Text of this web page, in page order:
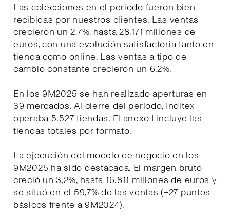
Las colecciones en el periodo fueron bien
recibidas por nuestros clientes. Las ventas
crecieron un 2,7%, hasta 28.171 millones de
euros, con una evolución satisfactoria tanto en
tienda como online. Las ventas a tipo de
cambio constante crecieron un 6,2%.
En los 9M2025 se han realizado aperturas en
39 mercados. Al cierre del período, Inditex
operaba 5.527 tiendas. El anexo I incluye las
tiendas totales por formato.
La ejecución del modelo de negocio en los
9M2025 ha sido destacada. El margen bruto
creció un 3,2%, hasta 16.811 millones de euros y
se situó en el 59,7% de las ventas (+27 puntos
básicos frente a 9M2024).